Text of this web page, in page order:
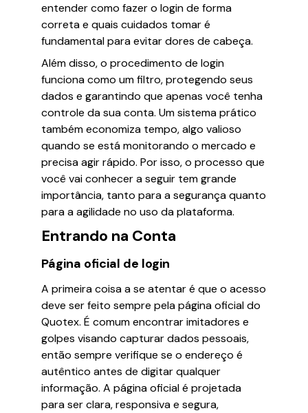
entender como fazer o login de forma
correta e quais cuidados tomar é
fundamental para evitar dores de cabeça.
Além disso, o procedimento de login
funciona como um filtro, protegendo seus
dados e garantindo que apenas você tenha
controle da sua conta. Um sistema prático
também economiza tempo, algo valioso
quando se está monitorando o mercado e
precisa agir rápido. Por isso, o processo que
você vai conhecer a seguir tem grande
importância, tanto para a segurança quanto
para a agilidade no uso da plataforma.
Entrando na Conta
Página oficial de login
A primeira coisa a se atentar é que o acesso
deve ser feito sempre pela página oficial do
Quotex. É comum encontrar imitadores e
golpes visando capturar dados pessoais,
então sempre verifique se o endereço é
autêntico antes de digitar qualquer
informação. A página oficial é projetada
para ser clara, responsiva e segura,